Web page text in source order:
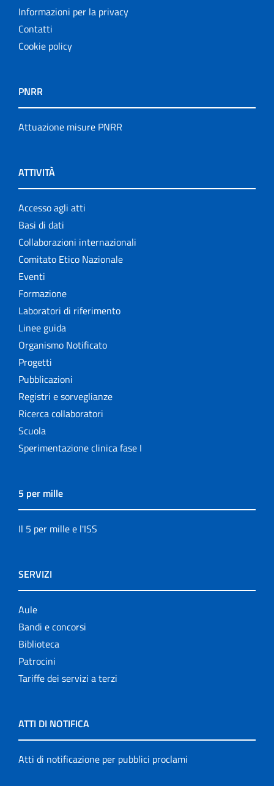
Informazioni per la privacy
Contatti
Cookie policy
PNRR
Attuazione misure PNRR
ATTIVITÀ
Accesso agli atti
Basi di dati
Collaborazioni internazionali
Comitato Etico Nazionale
Eventi
Formazione
Laboratori di riferimento
Linee guida
Organismo Notificato
Progetti
Pubblicazioni
Registri e sorveglianze
Ricerca collaboratori
Scuola
Sperimentazione clinica fase I
5 per mille
Il 5 per mille e l'ISS
SERVIZI
Aule
Bandi e concorsi
Biblioteca
Patrocini
Tariffe dei servizi a terzi
ATTI DI NOTIFICA
Atti di notificazione per pubblici proclami